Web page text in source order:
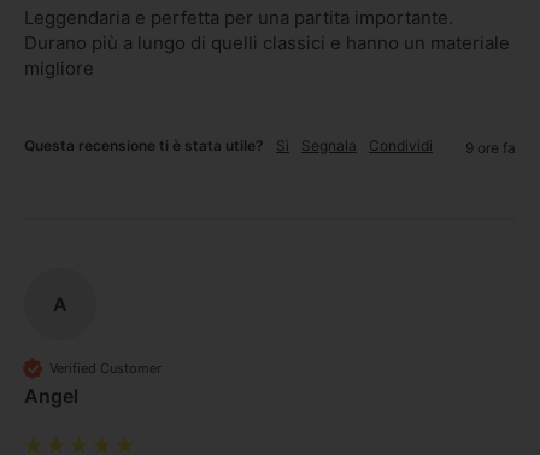
Leggendaria e perfetta per una partita importante.
Durano più a lungo di quelli classici e hanno un materiale
migliore
Questa recensione ti è stata utile? Sì Segnala Condividi 9 ore fa
A
Verified Customer
Angel